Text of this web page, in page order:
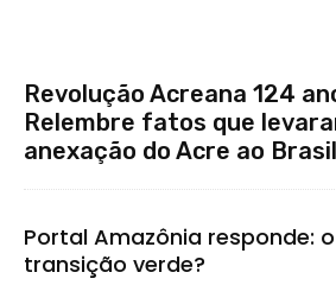
Revolução Acreana 124
Relembre fatos que
anexação do Acre ao Brasil
Portal Amazônia responde:
transição verde?